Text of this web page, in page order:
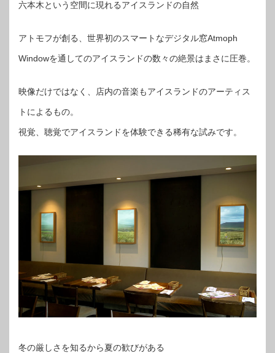
六本木という空間に現れるアイスランドの自然
アトモフが創る、世界初のスマートなデジタル窓Atmoph
Windowを通してのアイスランドの数々の絶景はまさに圧巻。
映像だけではなく、店内の音楽もアイスランドのアーティス
トによるもの。
視覚、聴覚でアイスランドを体験できる稀有な試みです。
冬の厳しさを知るから夏の歓びがある